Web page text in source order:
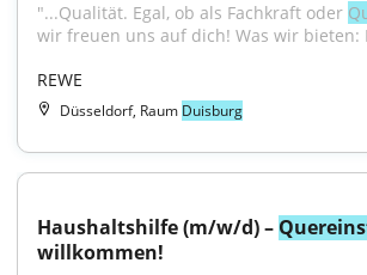
"...Qualität. Egal, ob als Fachkraft oder
wir freuen uns auf dich! Was wir bieten:
REWE
Düsseldorf, Raum Duisburg
Haushaltshilfe (m/w/d) –
willkommen!